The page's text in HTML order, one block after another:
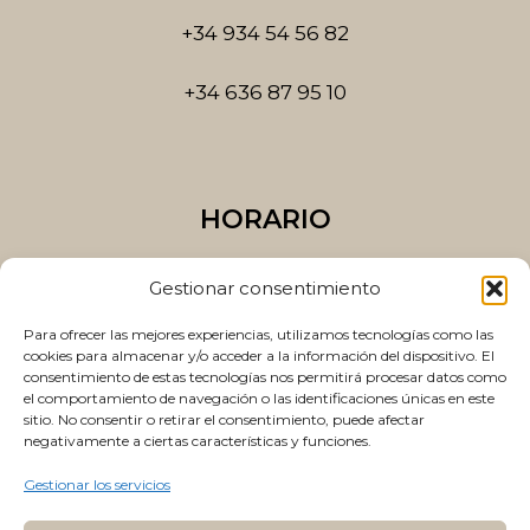
Gestionar consentimiento
Para ofrecer las mejores experiencias, utilizamos tecnologías como las
cookies para almacenar y/o acceder a la información del dispositivo. El
consentimiento de estas tecnologías nos permitirá procesar datos como
el comportamiento de navegación o las identificaciones únicas en este
sitio. No consentir o retirar el consentimiento, puede afectar
negativamente a ciertas características y funciones.
Gestionar los servicios
+34 934 54 56 82
+34 636 87 95 10
HORARIO
10:00 a 14:00 y 15:00 a 20:00
Viernes
10:00 a 14:00 y 15:00 a 19:00